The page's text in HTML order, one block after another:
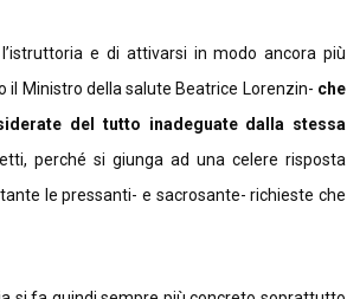
e di attivarsi in modo ancora più
Ministro della salute Beatrice Lorenzin- che
del tutto inadeguate dalla stessa
perché si giunga ad una celere risposta
le pressanti- e sacrosante- richieste che